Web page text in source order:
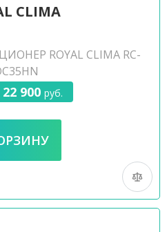
CLIMA
ROYAL CLIMA RC-
22 900 руб.